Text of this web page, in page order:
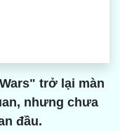
trở lại màn
nhưng chưa
đầu.